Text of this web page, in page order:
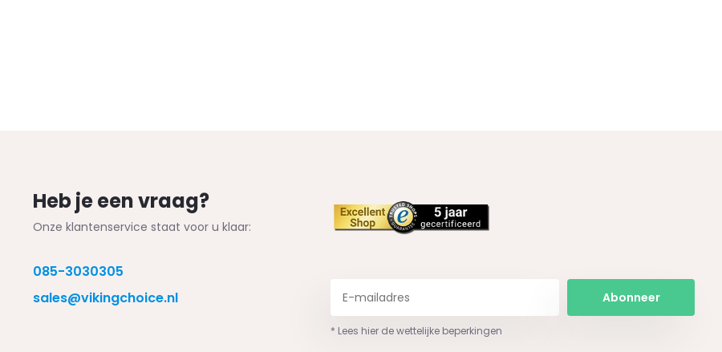
Heb je een vraag?
Onze klantenservice staat voor u klaar:
085-3030305
sales@vikingchoice.nl
Abonneer
* Lees hier de wettelijke beperkingen